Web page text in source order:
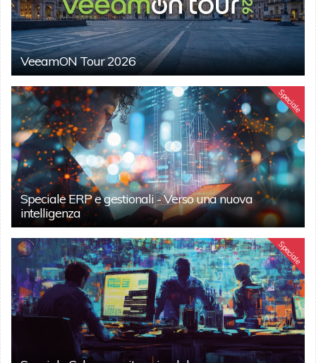
VeeamON Tour 2026
Speciale
Speciale ERP e gestionali - Verso una nuova
intelligenza
Speciale